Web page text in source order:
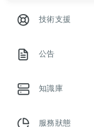
技術支援
公告
知識庫
服務狀態